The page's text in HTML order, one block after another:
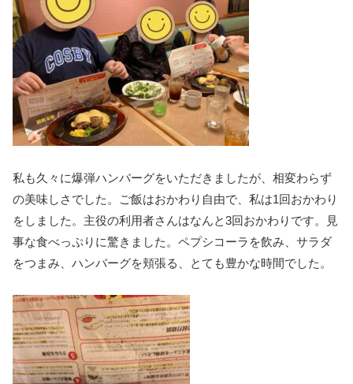
私も久々に爆弾ハンバーグをいただきましたが、相変わらず
の美味しさでした。ご飯はおかわり自由で、私は1回おかわり
をしました。主役の利用者さんはなんと3回おかわりです。見
事な食べっぷりに驚きました。ペプシコーラを飲み、サラダ
をつまみ、ハンバーグを頬張る、とても豊かな時間でした。